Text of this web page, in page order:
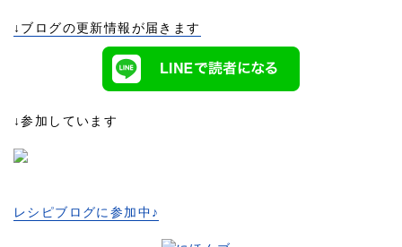
↓ブログの更新情報が届きます
↓参加しています
レシピブログに参加中♪